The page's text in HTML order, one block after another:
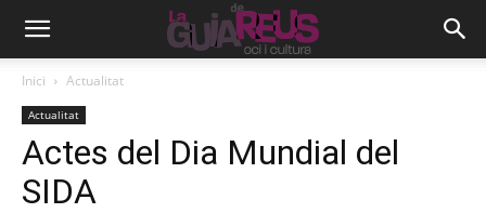
Inici Actualitat
Actualitat
Actes del Dia Mundial del
SIDA